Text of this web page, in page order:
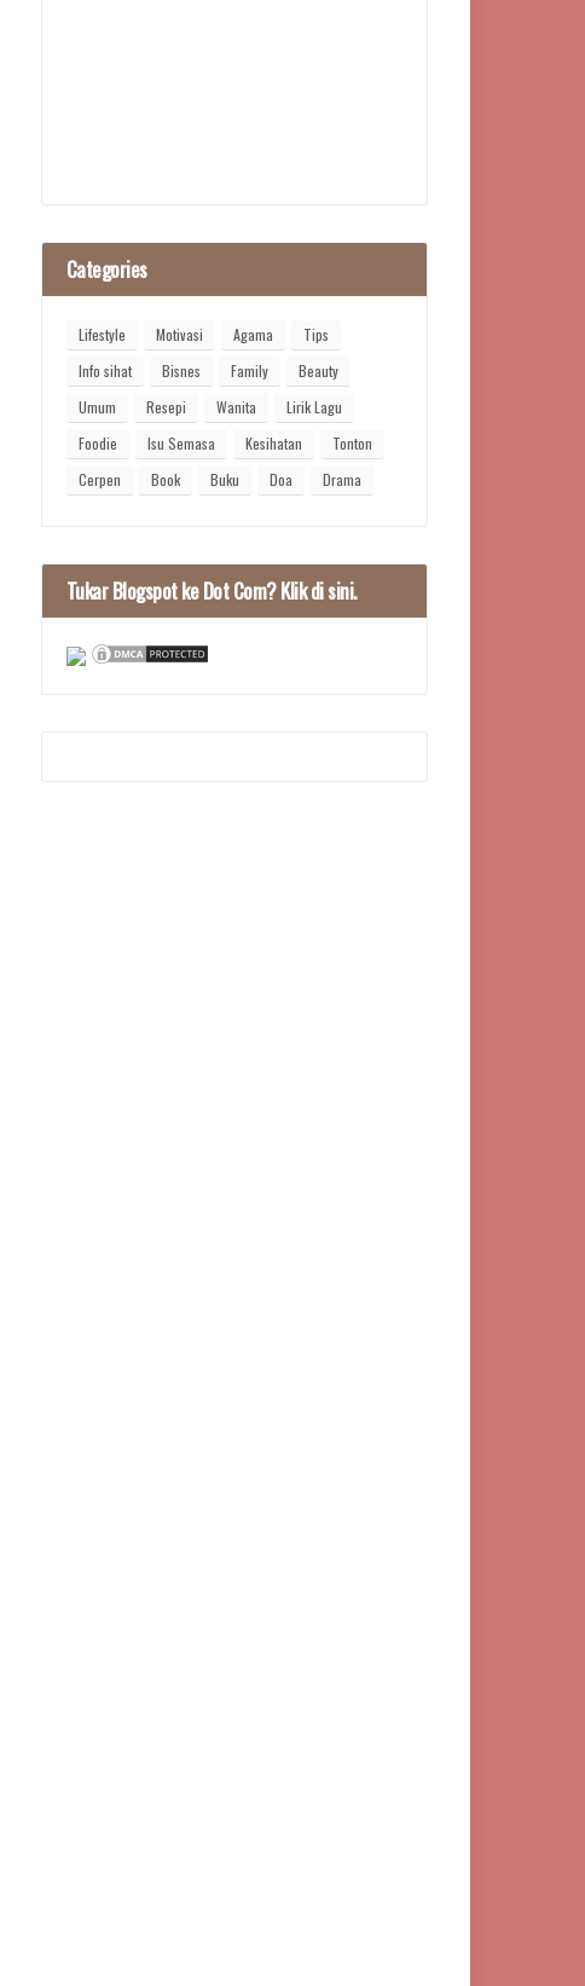
Categories
Lifestyle Motivasi Agama
Tips
Info sihat
Bisnes Family
Beauty
Umum
Resepi Wanita
Lirik Lagu
Foodie
Isu Semasa Kesihatan
Tonton
Cerpen
Book Buku Doa Drama
Tukar Blogspot ke Dot Com? Klik di sini.